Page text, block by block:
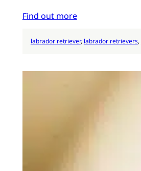
Find out more
labrador retriever, labrador retrievers,